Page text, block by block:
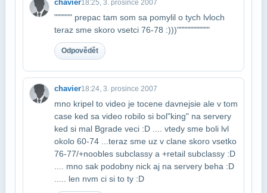
chavier18:25, 3. prosince 2007
"""""" prepac tam som sa pomylil o tych lvloch
teraz sme skoro vsetci 76-78 :)))​"""""""""""
Odpovědět
chavier18:24, 3. prosince 2007
mno kripel to video je tocene davnejsie ale v tom
case ked sa video robilo si bol​"king" na servery
ked si mal Bgrade veci :D .... vtedy sme boli lvl
okolo 60-74 ...​teraz sme uz v clane skoro vsetko
76-77/+noobles subclassy a +retail subclassy :D​
.... mno sak podobny nick aj na servery beha :D
..... len nvm ci si to ty :D